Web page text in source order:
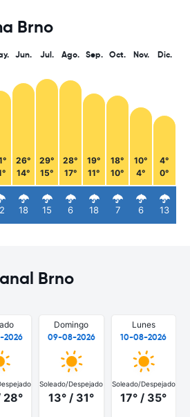
Brno
Jun.
26°
14°
18
Jul.
29°
15°
15
Ago.
28°
17°
6
Sep.
19°
11°
18
Oct.
18°
10°
7
Nov.
10°
4°
6
Dic.
4°
0°
13
Brno
2026
28°
Domingo
09-08-2026
Soleado/Despejado
13° / 31°
Lunes
10-08-2026
Soleado/Despejado
17° / 35°